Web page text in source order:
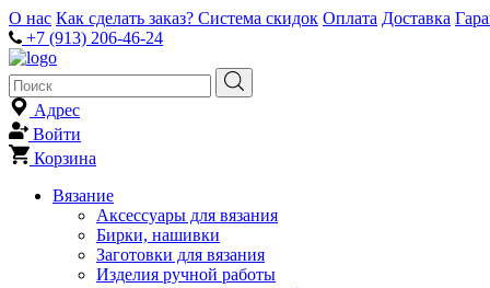
О нас Как сделать заказ? Система скидок Оплата Доставка
+7 (913) 206-46-24
Адрес
Войти
Корзина
Вязание
Аксессуары для вязания
Бирки, нашивки
Заготовки для вязания
Изделия ручной работы